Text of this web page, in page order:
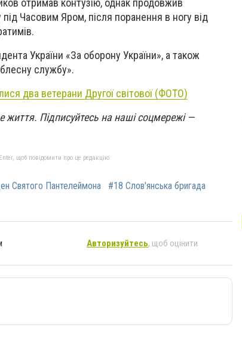
Часовим Яром, після поранення в ногу від
України «За оборону України», а також
службу».
два ветерани Другої світової (ФОТО)
Підписуйтесь на наші соцмережі —
щоб повідомити про це редакцію
Святого Пантелеймона
#18 Слов'янська бригада
Авторизуйтесь, щоб оцінити